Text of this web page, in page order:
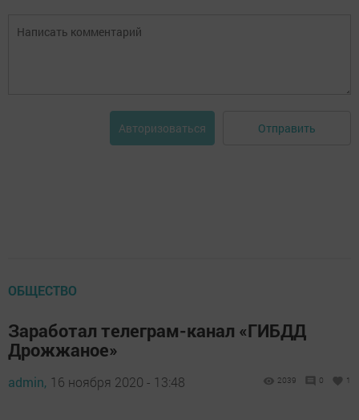
Авторизоваться Отправить
ОБЩЕСТВО
Заработал телеграм-канал «ГИБДД
Дрожжаное»
admin, 16 ноября 2020 - 13:48 2039 0 1